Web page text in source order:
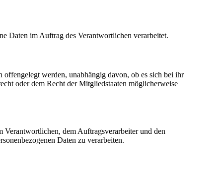
Daten im Auftrag des Verantwortlichen verarbeitet.
offengelegt werden, unabhängig davon, ob es sich bei ihr
oder dem Recht der Mitgliedstaaten möglicherweise
Verantwortlichen, dem Auftragsverarbeiter und den
Daten zu verarbeiten.